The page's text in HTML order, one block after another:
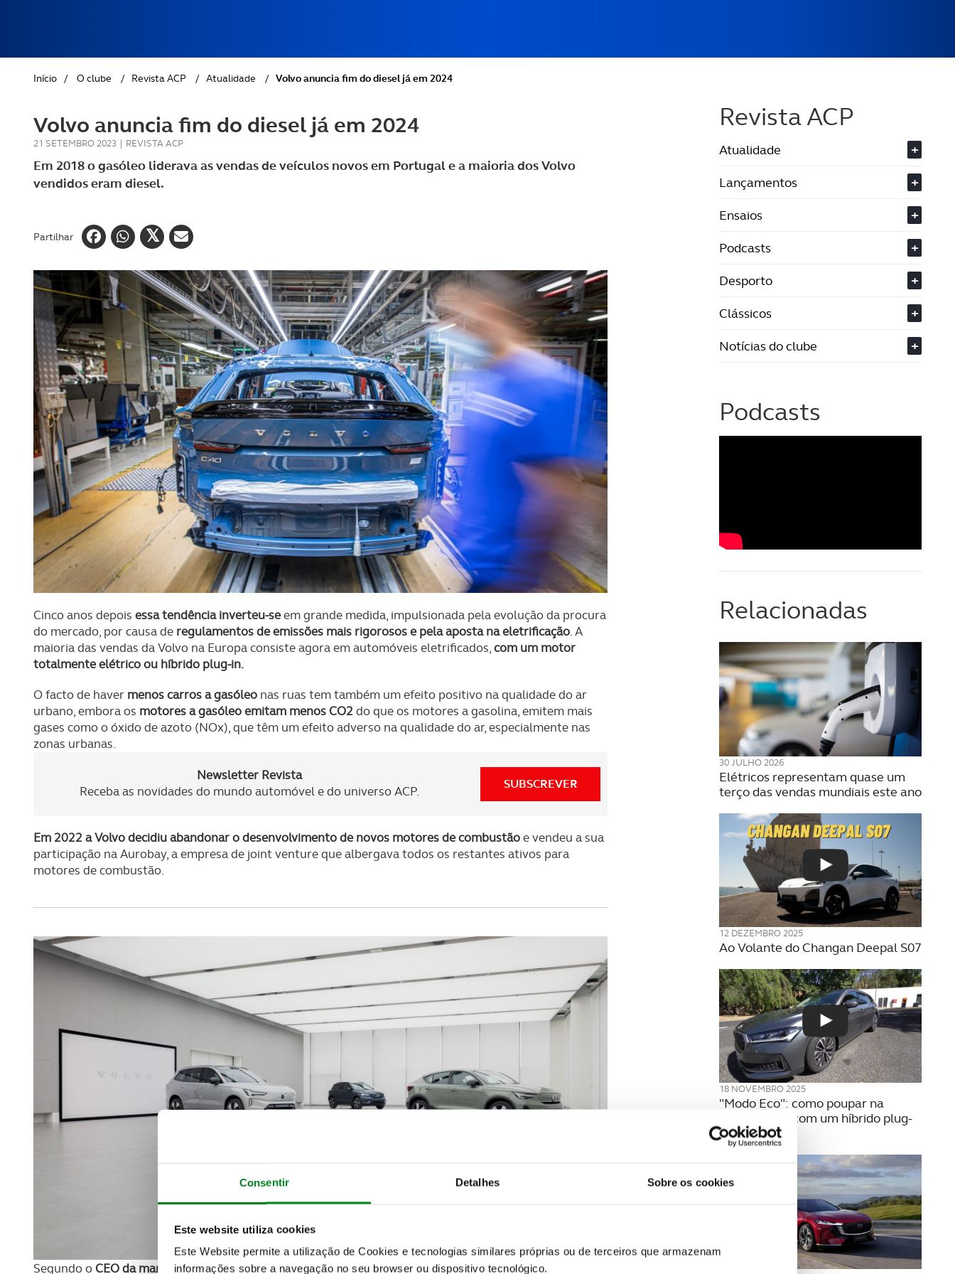
Consentir Detalhes Sobre os cookies
Este website utiliza cookies
Este Website permite a utilização de Cookies e tecnologias similares próprias ou de terceiros que armazenam
informações sobre a navegação no seu browser ou dispositivo tecnológico.
GOLFE
AUTOCARAVANISMO
Início / O clube / Revista ACP / Atualidade / Volvo anuncia fim do diesel já em 2024
Volvo anuncia fim do diesel já em 2024
21 SETEMBRO 2023 | REVISTA ACP
Em 2018 o gasóleo liderava as vendas de veículos novos em Portugal e a maioria dos Volvo
vendidos eram diesel.
Partilhar
Cinco anos depois essa tendência inverteu-seem grande medida, impulsionada pela evolução da procura
do mercado, por causa de regulamentos de emissões mais rigorosos e pela aposta na eletrificação. A
maioria das vendas da Volvo na Europa consiste agora em automóveis eletrificados,com um motor
totalmente elétrico ou híbrido plug-in.
O facto de haver menos carros a gasóleo nas ruas tem também um efeito positivo na qualidade do ar
urbano, embora os motores a gasóleo emitam menos CO2 do que os motores a gasolina, emitem mais
gases como o óxido de azoto (NOx), que têm um efeito adverso na qualidade do ar, especialmente nas
zonas urbanas.
Newsletter Revista
Receba as novidades do mundo automóvel e do universo ACP.
SUBSCREVER
Em 2022 a Volvo decidiu abandonar o desenvolvimento de novos motores de combustãoe vendeu a sua
participação na Aurobay, a empresa de joint venture que albergava todos os restantes ativos para
motores de combustão.
Segundo oCEO da marca sueca, Jim Rowan, a decisão deeliminar completamente os motores diesel até
Revista ACP
Atualidade
+
Lançamentos
+
Ensaios
+
Podcasts
+
Desporto
+
Clássicos
+
Notícias do clube
+
Podcasts
Relacionadas
30 JULHO 2026
Elétricos representam quase um
terço das vendas mundiais este ano
12 DEZEMBRO 2025
Ao Volante do Changan Deepal S07
18 NOVEMBRO 2025
"Modo Eco": como poupar na
autoestrada com um híbrido plug-
in